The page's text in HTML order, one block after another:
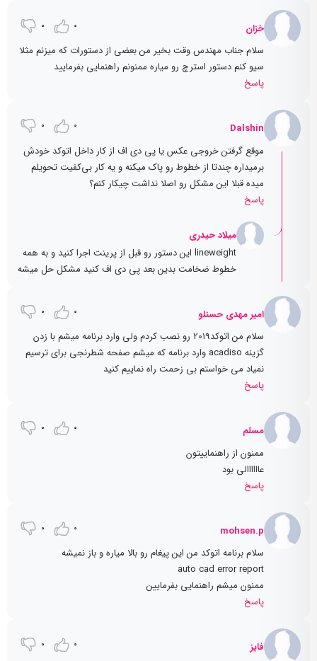
خزان 0
0
سلام جناب مهندس وقت بخیر من بعضی از دستورات که میزنم مثلا
سیو کنم دستور استرچ رو میاره ممنونم راهنمایی بفرمایید
پاسخ
Dalshin
0
0
موقع گرفتن خروجی عکس یا پی دی اف از کار داخل اتوکد خودش
برمیداره چندتا از خطوط رو پاک میکنه و یه کار بی‌کفیت تحویلم
میده قبلا این مشکل رو اصلا نداشت چیکار کنم؟
پاسخ
میلاد حیدری
lineweight این دستور رو قبل از پرینت اجرا کنید و به همه
خطوط ضخامت بدین بعد پی دی اف کنید مشکل حل میشه
امیر مهدی حسنلو 0
0
سلام من اتوکد2019 رو نصب کردم ولی وارد برنامه میشم با زدن
گزینه acadiso وارد برنامه که میشم صفحه شطرنجی برای ترسیم
نمیاد می خواستم بی زحمت راه نماییم کنید
پاسخ
مسلم 0
0
ممنون از راهنماییتون
عاااااالی بود
پاسخ
mohsen.p
0
0
سلام برنامه اتوکد من این پیغام رو بالا میاره و باز نمیشه
auto cad error report
ممنون میشم راهنمایی بفرمایین
پاسخ
فایز 0
0